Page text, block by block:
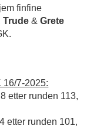
finfine
Trude &Grete
16/7-2025:
runden 113,
runden 101,